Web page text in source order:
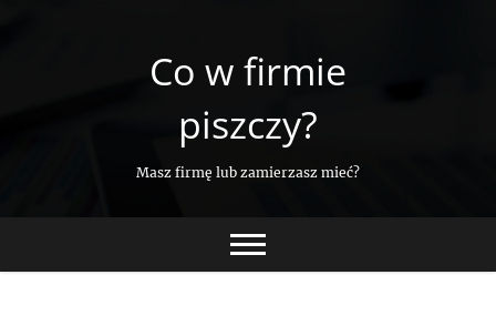
Co w firmie
piszczy?
Masz firmę lub zamierzasz mieć?